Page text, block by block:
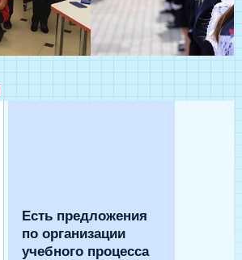
Есть предложения
по организации
учебного процесса